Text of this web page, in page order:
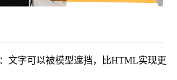
：文字可以被模型遮挡，比HTML实现更